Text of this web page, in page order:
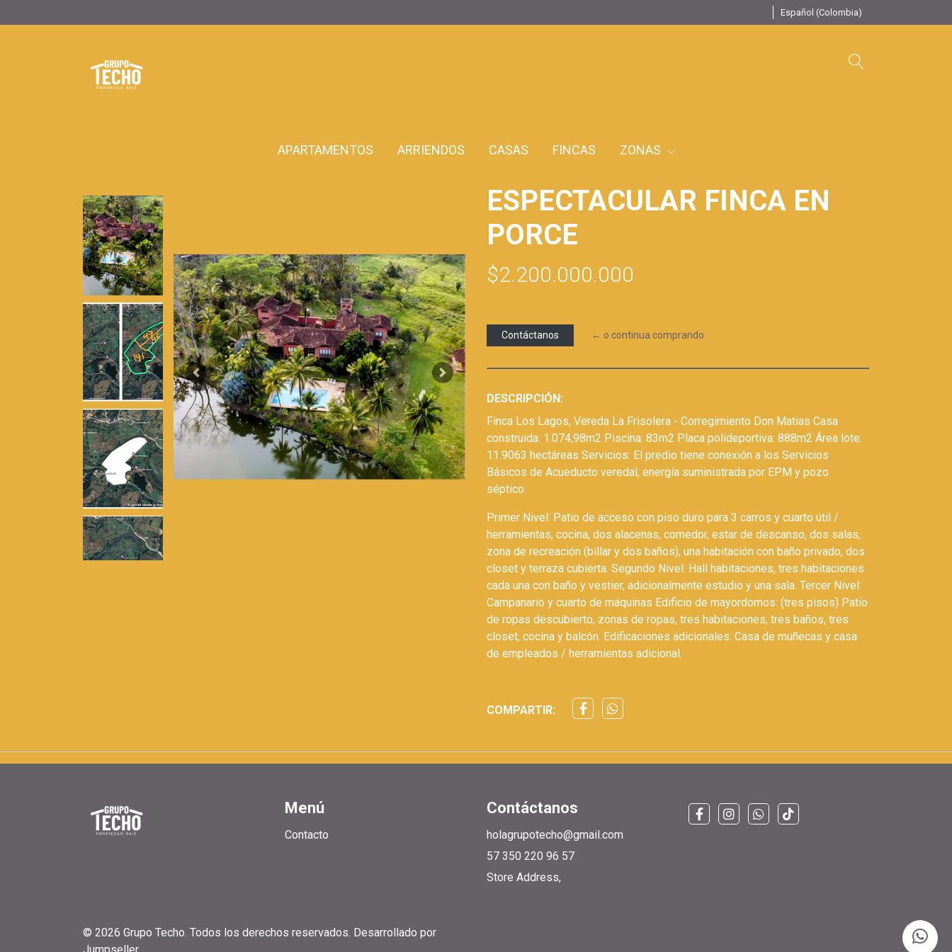
Español (Colombia)
APARTAMENTOS ARRIENDOS CASAS FINCAS ZONAS
Previous Next
ESPECTACULAR FINCA EN
PORCE
$2.200.000.000
Contáctanos ← o continua comprando
DESCRIPCIÓN:
Finca Los Lagos, Vereda La Frisolera - Corregimiento Don Matias Casa
construida: 1.074,98m2 Piscina: 83m2 Placa polideportiva: 888m2 Área lote:
11.9063 hectáreas Servicios: El predio tiene conexión a los Servicios
Básicos de Acueducto veredal, energía suministrada por EPM y pozo
séptico.
Primer Nivel: Patio de acceso con piso duro para 3 carros y cuarto útil /
herramientas, cocina, dos alacenas, comedor, estar de descanso, dos salas,
zona de recreación (billar y dos baños), una habitación con baño privado, dos
closet y terraza cubierta. Segundo Nivel: Hall habitaciones, tres habitaciones
cada una con baño y vestier, adicionalmente estudio y una sala. Tercer Nivel:
Campanario y cuarto de máquinas Edificio de mayordomos: (tres pisos) Patio
de ropas descubierto, zonas de ropas, tres habitaciones, tres baños, tres
closet, cocina y balcón. Edificaciones adicionales: Casa de muñecas y casa
de empleados / herramientas adicional.
COMPARTIR:
Menú
Contacto
Contáctanos
holagrupotecho@gmail.com
57 350 220 96 57
Store Address,
© 2026 Grupo Techo. Todos los derechos reservados. Desarrollado por